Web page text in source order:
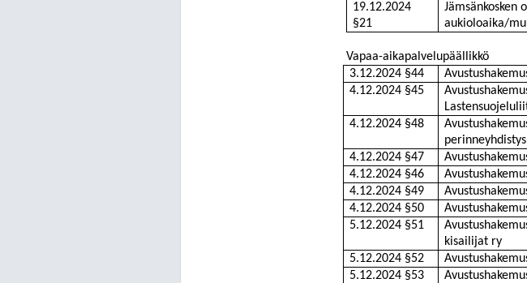
19.12.2024
§21
Jämsänkosken
aukioloaika/
Vapaa-aikapalvelupäällikkö
3.12.2024 §44
4.12.2024 §45
4.12.2024 §48
4.12.2024 §47
4.12.2024 §46
4.12.2024 §49
4.12.2024 §50
5.12.2024 §51
kisailijat ry
5.12.2024 §52
5.12.2024 §53